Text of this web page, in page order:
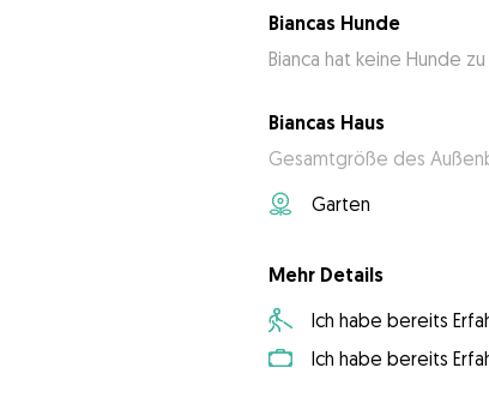
Biancas Hunde
Bianca hat keine Hunde zu
Biancas Haus
Gesamtgröße des
Garten
Mehr Details
Ich habe bereits
Ich habe bereits